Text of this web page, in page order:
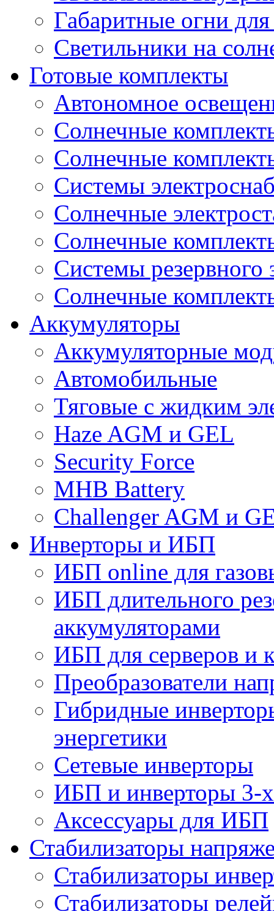
Габаритные огни
Светильники на
Готовые комплекты
Автономное
Солнечные
Солнечные
Системы
Cолнечные
Солнечные
Системы резервного
Солнечные
Аккумуляторы
Аккумуляторные
Автомобильные
Тяговые с жидким
Haze AGM и GEL
Security Force
MHB Battery
Challenger AGM и
Инверторы и ИБП
ИБП online для
ИБП длительного
аккумуляторами
ИБП для серверов и
Преобразователи
Гибридные
энергетики
Сетевые инверторы
ИБП и инверторы 3-
Аксессуары для ИБП
Стабилизаторы
Стабилизаторы
Стабилизаторы